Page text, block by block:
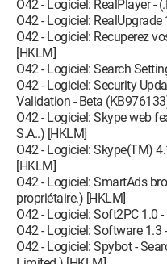
O42 - Logiciel: RealPlayer -
O42 - Logiciel: RealUpgrade
O42 - Logiciel: Recuperez
[HKLM]
O42 - Logiciel: Search
O42 - Logiciel: Security
Validation - Beta
O42 - Logiciel: Skype web
S.A..) [HKLM]
O42 - Logiciel: Skype(TM)
[HKLM]
O42 - Logiciel: SmartAds
propriétaire.) [HKLM]
O42 - Logiciel: Soft2PC 1.0
O42 - Logiciel: Software 1.3
O42 - Logiciel: Spybot -